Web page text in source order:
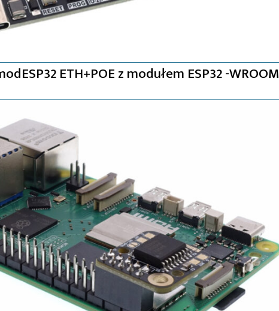
ETH+POE z modułem ESP32 -WROOM